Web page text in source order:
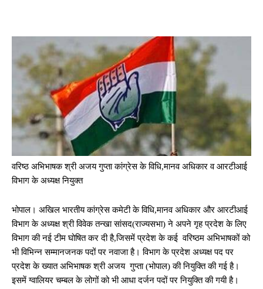
वरिष्ठ अभिभाषक श्री अजय गुप्ता कांग्रेस के विधि,मानव अधिकार व आरटीआई
विभाग के अध्यक्ष नियुक्त
भोपाल। अखिल भारतीय कांग्रेस कमेटी के विधि,मानव अधिकार और आरटीआई
विभाग के अध्यक्ष श्री विवेक तन्खा सांसद(राज्यसभा) ने अपने गृह प्रदेश के लिए
विभाग की नई टीम घोषित कर दी है,जिसमें प्रदेश के कई वरिष्ठम अभिभाषकों को
भी विभिन्न सम्मानजनक पदों पर नवाजा है। विभाग के प्रदेश अध्यक्ष पद पर
प्रदेश के ख्यात अभिभाषक श्री अजय गुप्ता (भोपाल) की नियुक्ति की गई है।
इसमें ग्वालियर चम्बल के लोगों को भी आधा दर्जन पदों पर नियुक्ति की गयी है।